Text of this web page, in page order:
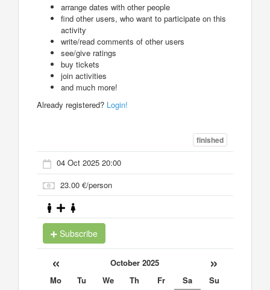
arrange dates with other people
find other users, who want to participate on this
activity
write/read comments of other users
see/give ratings
buy tickets
join activities
and much more!
Already registered? Login!
finished
04 Oct 2025 20:00
23.00 €/person
Subscribe
« October 2025 »
Mo Tu We Th Fr Sa
Su